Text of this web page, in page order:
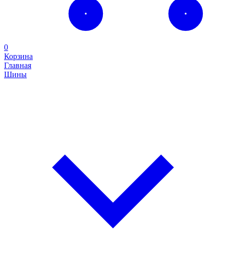
0
Корзина
Главная
Шины